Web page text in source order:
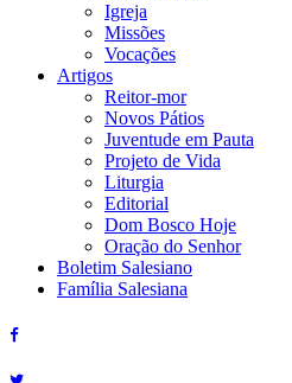
Igreja
Missões
Vocações
Artigos
Reitor-mor
Novos Pátios
Juventude em Pauta
Projeto de Vida
Liturgia
Editorial
Dom Bosco Hoje
Oração do Senhor
Boletim Salesiano
Família Salesiana